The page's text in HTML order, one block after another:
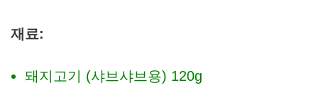
재료:
돼지고기 (샤브샤브용) 120g